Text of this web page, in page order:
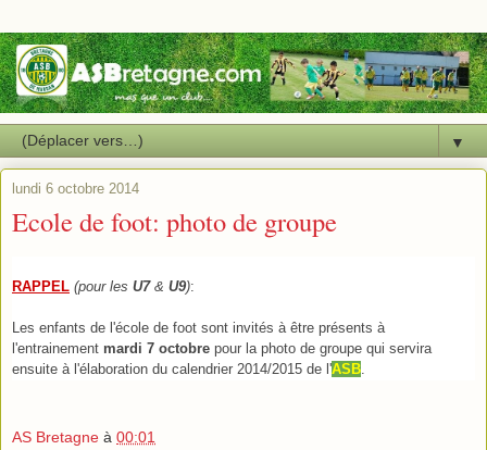
▼
lundi 6 octobre 2014
Ecole de foot: photo de groupe
RAPPEL (pour les U7& U9):
Les enfants de l'école de foot sont invités à être présents à
l'entrainement mardi 7 octobre pour la photo de groupe qui servira
ensuite à l'élaboration du calendrier 2014/2015 de l'ASB
AS Bretagne à 00:01